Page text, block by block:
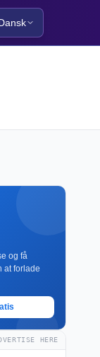
og få
at forlade
HERE